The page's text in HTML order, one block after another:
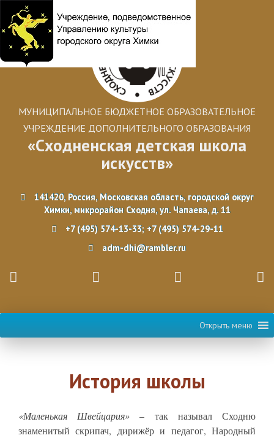
МУНИЦИПАЛЬНОЕ БЮДЖЕТНОЕ ОБРАЗОВАТЕЛЬНОЕ
УЧРЕЖДЕНИЕ ДОПОЛНИТЕЛЬНОГО ОБРАЗОВАНИЯ
«Сходненская детская школа
искусств»
141420, Россия, Московская область, городской округ
Химки, микрорайон Сходня, ул. Чапаева, д. 11
+7 (495) 574-13-33; +7 (495) 574-29-11
adm-dhi@rambler.ru
Открыть меню
История школы
«Маленькая Швейцария» – так называл Сходню
знаменитый скрипач, дирижёр и педагог, Народный